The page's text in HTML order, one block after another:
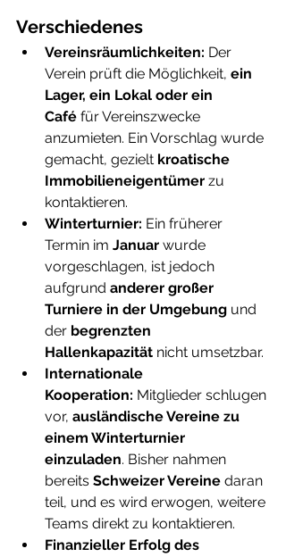
Verschiedenes
Vereinsräumlichkeiten: Der
Verein prüft die Möglichkeit, ein
Lager, ein Lokal oder ein
Café für Vereinszwecke
anzumieten. Ein Vorschlag wurde
gemacht, gezielt kroatische
Immobilieneigentümer zu
kontaktieren.
Winterturnier: Ein früherer
Termin im Januar wurde
vorgeschlagen, ist jedoch
aufgrund anderer großer
Turniere in der Umgebung und
der begrenzten
Hallenkapazität nicht umsetzbar.
Internationale
Kooperation: Mitglieder schlugen
vor, ausländische Vereine zu
einem Winterturnier
einzuladen. Bisher nahmen
bereits Schweizer Vereine daran
teil, und es wird erwogen, weitere
Teams direkt zu kontaktieren.
Finanzieller Erfolg des